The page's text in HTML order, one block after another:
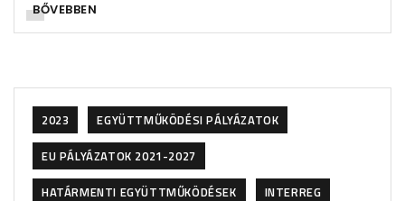
BŐVEBBEN
2023
EGYÜTTMŰKÖDÉSI PÁLYÁZATOK
EU PÁLYÁZATOK 2021-2027
HATÁRMENTI EGYÜTTMŰKÖDÉSEK
INTERREG